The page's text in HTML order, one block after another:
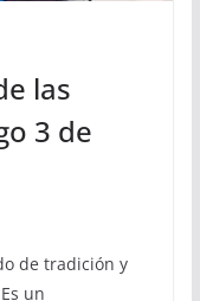
las
3 de
de tradición y
un